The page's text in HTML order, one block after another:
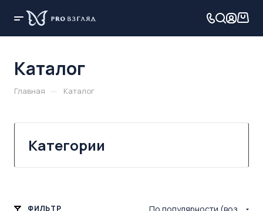
Каталог
Главная — Каталог
Категории
ФИЛЬТР